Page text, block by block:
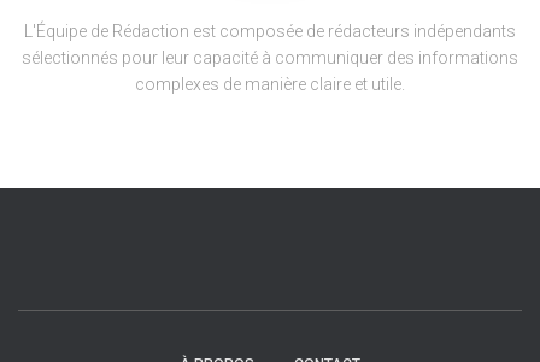
L'Équipe de Rédaction est composée de rédacteurs indépendants
sélectionnés pour leur capacité à communiquer des informations
complexes de manière claire et utile.